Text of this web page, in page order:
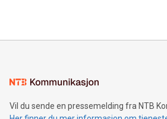
Vil du sende en pressemelding fra NTB